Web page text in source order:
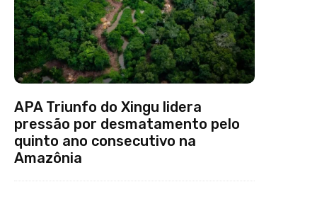
APA Triunfo do Xingu lidera
pressão por desmatamento pelo
quinto ano consecutivo na
Amazônia